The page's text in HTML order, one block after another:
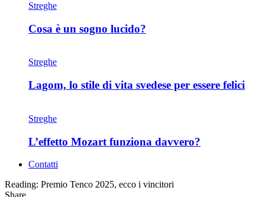
Streghe
Cosa è un sogno lucido?
Streghe
Lagom, lo stile di vita svedese per essere felici
Streghe
L’effetto Mozart funziona davvero?
Contatti
Reading: Premio Tenco 2025, ecco i vincitori